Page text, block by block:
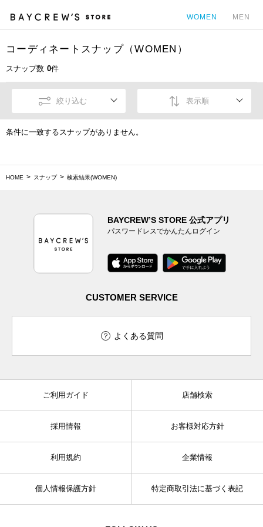
WOMEN MEN
コーディネートスナップ（WOMEN）
スナップ数 0件
絞り込む 表示順
条件に一致するスナップがありません。
HOME スナップ 検索結果(WOMEN)
BAYCREW’S STORE 公式アプリ
パスワードレスでかんたんログイン
CUSTOMER SERVICE
よくある質問
ご利用ガイド 店舗検索
採用情報 お客様対応方針
利用規約 企業情報
個人情報保護方針 特定商取引法に基づく表記